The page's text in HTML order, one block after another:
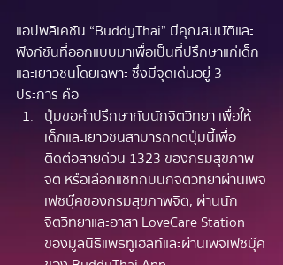
แอปพลิเคชัน “BuddyThai” มีคุณสมบัติและ
ฟังก์ชันที่ออกแบบมาเพื่อเป็นที่ปรึกษาแก่เด็ก
และเยาวชนโดยเฉพาะ ซึ่งมีจุดเด่นอยู่ 3
ประการ คือ
ปุ่มขอคำปรึกษากับนักจิตวิทยา เพื่อให้
เด็กและเยาวชนสามารถกดปุ่มนี้เพื่อ
ติดต่อสายด่วน 1323 ของกรมสุขภาพ
จิต หรือเลือกแชทกับนักจิตวิทยาผ่านเพจ
เฟซบุ๊คของกรมสุขภาพจิต, ผ่านนัก
จิตวิทยาและอาสา LoveCare Station
ของมูลนิธิแพธทูเฮลท์และผ่านเพจเฟซบุ๊ค